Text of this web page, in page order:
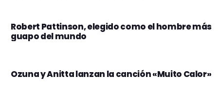
Robert Pattinson, elegido como el hombre más
guapo del mundo
Ozuna y Anitta lanzan la canción «Muito Calor»